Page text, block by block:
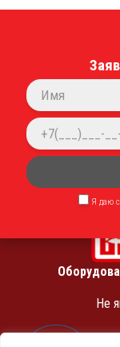
Я даю
г. Санкт-
Не